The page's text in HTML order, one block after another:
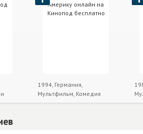
1994, Германия,
Мультфильм, Комедия